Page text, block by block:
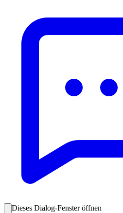
Dieses Dialog-Fenster öffnen